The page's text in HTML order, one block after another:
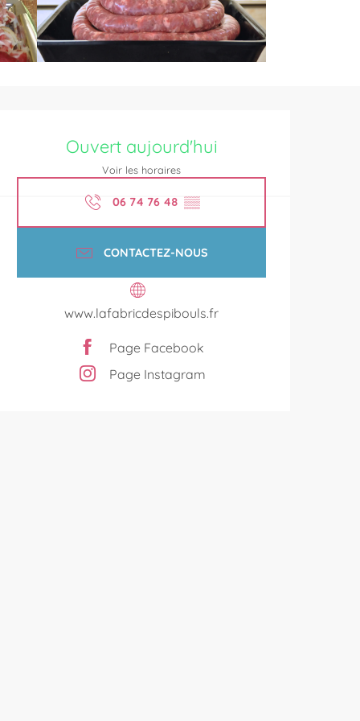
Ouvert aujourd'hui
Voir les horaires
06 74 76 48 ▒▒
CONTACTEZ-NOUS
www.lafabricdespibouls.fr
Page Facebook
Page Instagram